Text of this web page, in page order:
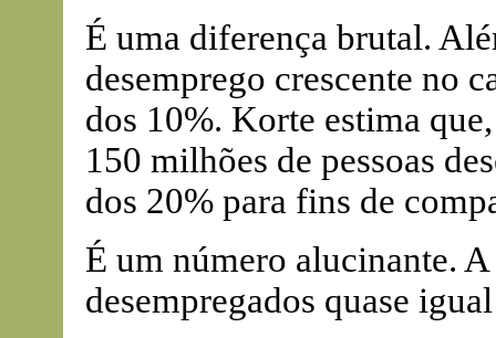
É uma diferença brutal.
desemprego crescente no
dos 10%. Korte estima
150 milhões de pessoas
dos 20% para fins de
É um número alucinante.
desempregados quase